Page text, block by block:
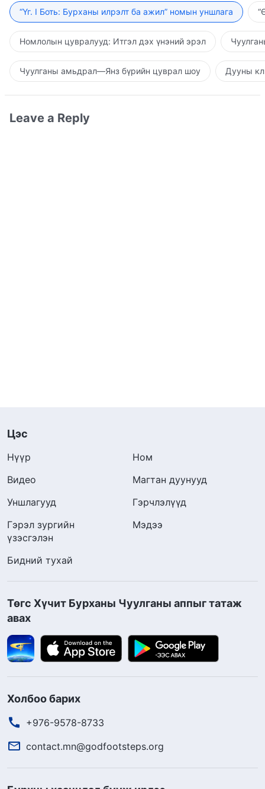
“Үг. I Боть: Бурханы илрэлт ба ажил” номын уншлага
Номлолын цувралууд: Итгэл дэх үнэний эрэл
Чуулганы амьдрал—Янз бүрийн цуврал шоу Дууны
Leave a Reply
Цэс
Нүүр
Ном
Видео
Магтан дуунууд
Уншлагууд
Гэрчлэлүүд
Гэрэл зургийн
үзэсгэлэн
Мэдээ
Бидний тухай
Төгс Хүчит Бурханы Чуулганы аппыг татаж
авах
Холбоо барих
+976-9578-8733
contact.mn@godfootsteps.org